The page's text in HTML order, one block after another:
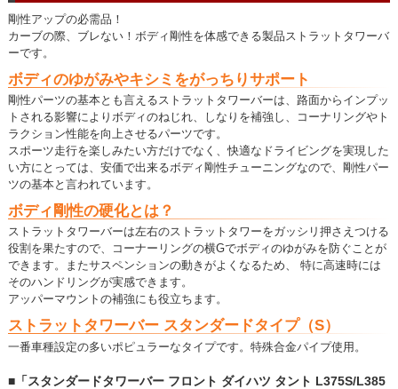
剛性アップの必需品！
カーブの際、ブレない！ボディ剛性を体感できる製品ストラットタワーバ
ーです。
ボディのゆがみやキシミをがっちりサポート
剛性パーツの基本とも言えるストラットタワーバーは、路面からインプッ
トされる影響によりボディのねじれ、しなりを補強し、コーナリングやト
ラクション性能を向上させるパーツです。
スポーツ走行を楽しみたい方だけでなく、快適なドライビングを実現した
い方にとっては、安価で出来るボディ剛性チューニングなので、剛性パー
ツの基本と言われています。
ボディ剛性の硬化とは？
ストラットタワーバーは左右のストラットタワーをガッシリ押さえつける
役割を果たすので、コーナーリングの横Gでボディのゆがみを防ぐことが
できます。またサスペンションの動きがよくなるため、 特に高速時には
そのハンドリングが実感できます。
アッパーマウントの補強にも役立ちます。
ストラットタワーバー スタンダードタイプ（S）
一番車種設定の多いポピュラーなタイプです。特殊合金パイプ使用。
■「スタンダードタワーバー フロント ダイハツ タント L375S/L385